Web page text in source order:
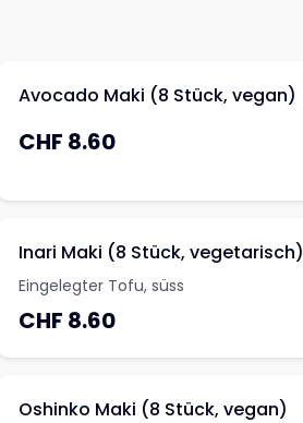
Avocado Maki (8 Stück, vegan)
CHF 8.60
Inari Maki (8 Stück, vegetarisch)
Eingelegter Tofu, süss
CHF 8.60
Oshinko Maki (8 Stück, vegan)